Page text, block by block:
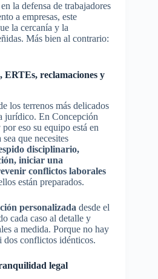
la defensa de trabajadores
a empresas, este
la cercanía y la
Más bien al contrario:
ERTEs, reclamaciones y
los terrenos más delicados
jurídico. En Concepción
eso su equipo está en
que necesites
disciplinario,
iniciar una
conflictos laborales
están preparados.
personalizada desde el
cada caso al detalle y
a medida. Porque no hay
dos conflictos idénticos.
legal